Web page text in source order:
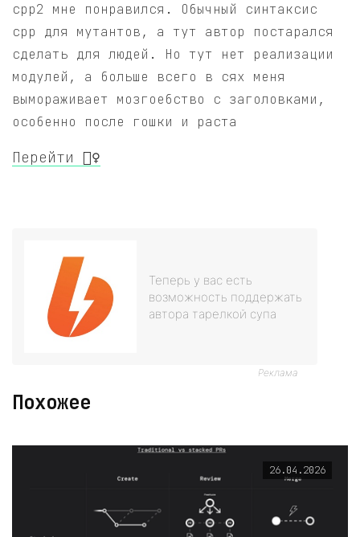
cpp2 мне понравился. Обычный синтаксис
cpp для мутантов, а тут автор постарался
сделать для людей. Но тут нет реализации
модулей, а больше всего в сях меня
вымораживает мозгоебство с заголовками,
особенно после гошки и раста
Перейти 🧙‍♀️
Теперь у вас есть
возможность поддержать
автора тарелкой супа
Реклама
Похожее
26.04.2026